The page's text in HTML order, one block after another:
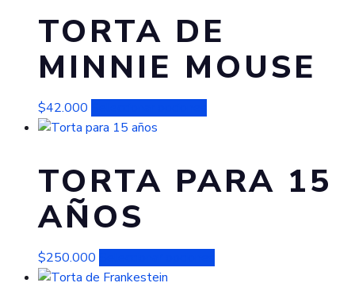
TORTA DE
MINNIE MOUSE
$42.000
múltiples
variantes.
se
pueden
TORTA PARA 15
AÑOS
$250.000